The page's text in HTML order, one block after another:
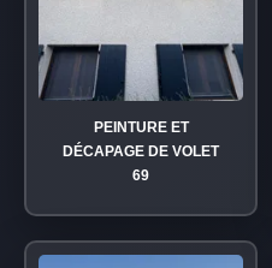
PEINTURE ET
DÉCAPAGE DE VOLET
69